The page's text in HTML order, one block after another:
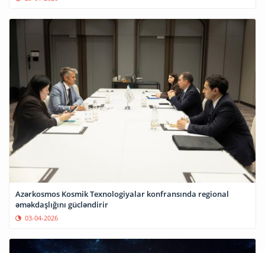
Azərkosmos Kosmik Texnologiyalar konfransında regional
əməkdaşlığını gücləndirir
03-04-2026